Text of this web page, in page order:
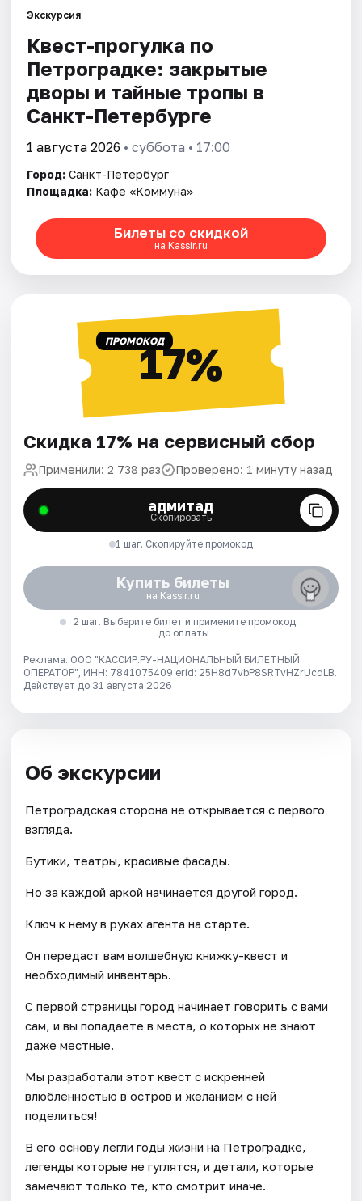
Города
Площадки
Артисты
Рейтинги
Экскурсия
Квест-прогулка по
Петроградке: закрытые
дворы и тайные тропы в
Санкт-Петербурге
1 августа 2026 • суббота • 17:00
Город: Санкт-Петербург
Площадка: Кафе «Коммуна»
Билеты со скидкой
на Kassir.ru
ПРОМОКОД17%
Скидка 17% на сервисный сбор
Применили: 2 738 раз Проверено: 1 минуту назад
адмитад
Скопировать
1 шаг. Скопируйте промокод
Купить билеты
на Kassir.ru
2 шаг. Выберите билет и примените промокод
до оплаты
Реклама. ООО "КАССИР.РУ-НАЦИОНАЛЬНЫЙ БИЛЕТНЫЙ
ОПЕРАТОР", ИНН: 7841075409 erid: 25H8d7vbP8SRTvHZrUcdLB.
Действует до 31 августа 2026
Об экскурсии
Петроградская сторона не открывается с первого
взгляда.
Бутики, театры, красивые фасады.
Но за каждой аркой начинается другой город.
Ключ к нему в руках агента на старте.
Он передаст вам волшебную книжку-квест и
необходимый инвентарь.
С первой страницы город начинает говорить с вами
сам, и вы попадаете в места, о которых не знают
даже местные.
Мы разработали этот квест с искренней
влюблённостью в остров и желанием с ней
поделиться!
В его основу легли годы жизни на Петроградке,
легенды которые не гуглятся, и детали, которые
замечают только те, кто смотрит иначе.